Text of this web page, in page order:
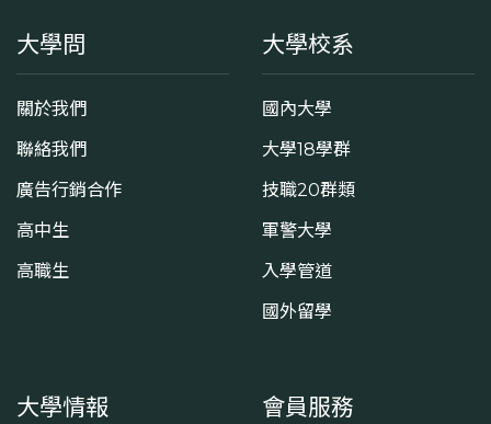
大學問
關於我們
聯絡我們
廣告行銷合作
高中生
高職生
大學校系
國內大學
大學18學群
技職20群類
軍警大學
入學管道
國外留學
大學情報 會員服務